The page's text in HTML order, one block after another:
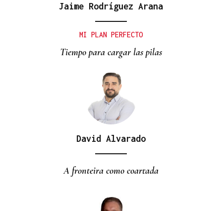
Jaime Rodríguez Arana
MI PLAN PERFECTO
Tiempo para cargar las pilas
David Alvarado
A fronteira como coartada